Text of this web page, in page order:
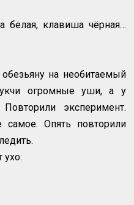
клавиша чёрная…
на необитаемый
огромные уши, а у
эксперимент.
Опять повторили
ухо: